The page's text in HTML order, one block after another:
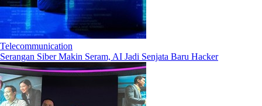
Telecommunication
Serangan Siber Makin Seram, AI Jadi Senjata Baru Hacker